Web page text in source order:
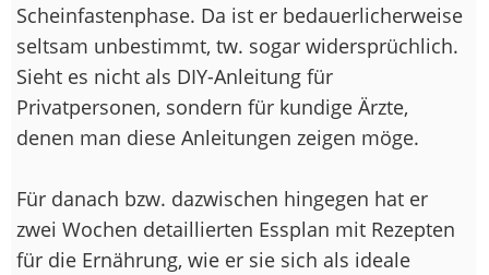
Scheinfastenphase. Da ist er bedauerlicherweise
seltsam unbestimmt, tw. sogar widersprüchlich.
Sieht es nicht als DIY-Anleitung für
Privatpersonen, sondern für kundige Ärzte,
denen man diese Anleitungen zeigen möge.
Für danach bzw. dazwischen hingegen hat er
zwei Wochen detaillierten Essplan mit Rezepten
für die Ernährung, wie er sie sich als ideale